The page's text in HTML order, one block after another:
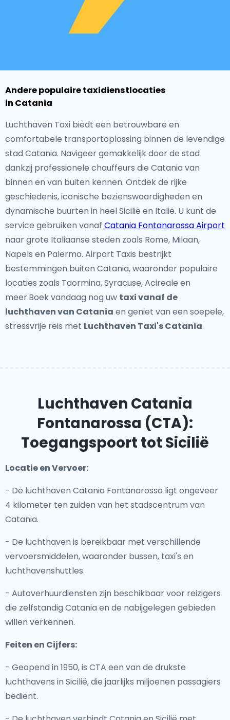
Andere populaire taxidienstlocaties
in Catania
Luchthaven Taxi biedt een betrouwbare en
comfortabele transportoplossing binnen de levendige
stad Catania. Navigeer gemakkelijk door de stad
dankzij professionele chauffeurs die Catania van
binnen en van buiten kennen. Ontdek de rijke
geschiedenis, iconische bezienswaardigheden en
dynamische buurten in heel Sicilië en Italië. U kunt de
service gebruiken vanaf Catania Fontanarossa Airport
naar grote Italiaanse steden zoals Rome, Milaan,
Napels en Palermo. Airport Taxis bestrijkt
bestemmingen buiten Catania, waaronder populaire
locaties zoals Taormina, Syracuse, Acireale en
meer.Boek vandaag nog uw taxi vanaf de
luchthaven van Catania en geniet van een soepele,
stressvrije reis met Luchthaven Taxi's Catania.
Luchthaven Catania
Fontanarossa (CTA):
Toegangspoort tot Sicilië
Locatie en Vervoer:
- De luchthaven Catania Fontanarossa ligt ongeveer
4 kilometer ten zuiden van het stadscentrum van
Catania.
- De luchthaven is bereikbaar met verschillende
vervoersmiddelen, waaronder bussen, taxi's en
luchthavenshuttles.
- Autoverhuurdiensten zijn beschikbaar voor reizigers
die zelfstandig Catania en de nabijgelegen gebieden
willen verkennen.
Feiten en Cijfers:
- Geopend in 1950, is CTA een van de drukste
luchthavens in Sicilië, die jaarlijks miljoenen passagiers
bedient.